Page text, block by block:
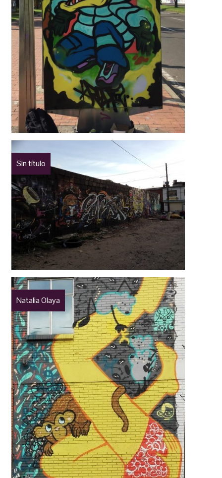
Sin título
Natalia Olaya